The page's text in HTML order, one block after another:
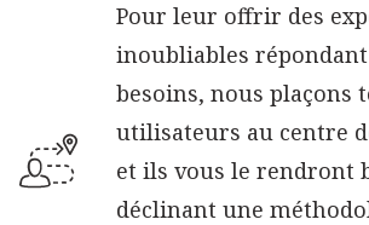
Pour leur offrir des
inoubliables
besoins, nous plaçons
utilisateurs au centre
et ils vous le rendront
déclinant une